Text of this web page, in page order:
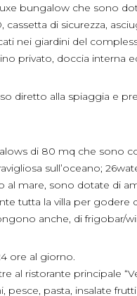
bungalow che sono
di sicurezza,
nei giardini del
privato, doccia interna
diretto alla spiaggia e
di 80 mq che sono
sull’oceano;
al mare, sono dotate di
tutta la villa per godere
anche, di frigobar/
ore al giorno.
al ristorante principale
pesce, pasta, insalate